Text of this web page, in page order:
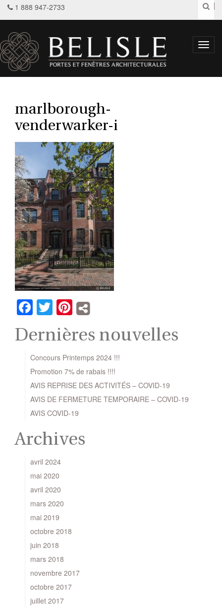
1 888 947-2733
marlborough-
venderwarker-i
Facebook
TwitterPinterest
Dernières nouvelles
Concours Printemps 2024 !!!
Promotion 7% de rabais !!!!
AVIS REPRISE DES ACTIVITÉS – COVID-19
AVIS DE FERMETURE TEMPORAIRE – COVID-19
AVIS COVID-19
Archives
avril 2024
mai 2020
avril 2020
mars 2020
mai 2019
octobre 2018
juin 2018
mars 2018
novembre 2017
octobre 2017
juillet 2017